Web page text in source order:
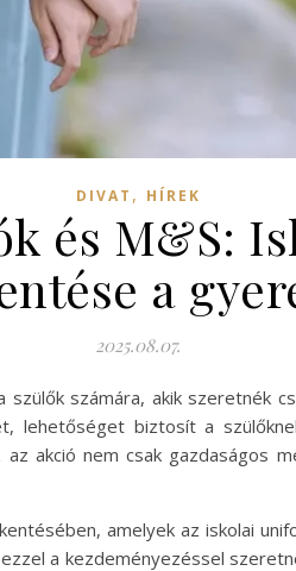
DIVAT , HÍREK
és M&S:
a
2025.08.07.
számára, akik szeretnék
lehetőséget biztosít a
akció nem csak gazdaságos
amelyek az iskolai
a kezdeményezéssel